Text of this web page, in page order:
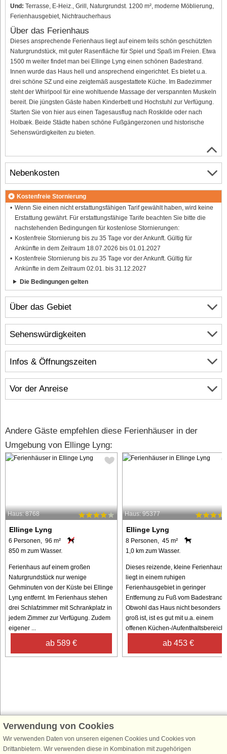
Und: Terrasse, E-Heiz., Grill, Naturgrundst. 1200 m², moderne Möblierung,
Ferienhausgebiet, Nichtraucherhaus
Über das Ferienhaus
Dieses ansprechende Ferienhaus liegt auf einem teils schön geschützten
Naturgrundstück, mit guter Rasenfläche für Spiel und Spaß im Freien. Etwa
1500 m weiter findet man bei Ellinge Lyng einen schönen Badestrand.
Innen wurde das Haus hell und ansprechend eingerichtet. Es bietet u.a.
drei schöne SZ und eine zeigtemäß ausgestattete Küche. Im Badezimmer
steht der Whirlpool für eine wohltuende Massage der verspannten Muskeln
bereit. Die jüngsten Gäste haben Kinderbett und Hochstuhl zur Verfügung.
Starten Sie von hier aus einen Tagesausflug nach Roskilde oder nach
Holbæk. Beide Städte haben schöne Fußgängerzonen und historische
Sehenswürdigkeiten zu bieten.
Über das Gebiet
Infos & Öffnungszeiten
Vor der Anreise
Nebenkosten
Kostenfreie Stornierung
Wenn Sie einen nicht erstattungsfähigen Tarif gewählt haben, wird keine
Erstattung gewährt. Für erstattungsfähige Tarife beachten Sie bitte die
nachstehenden Bedingungen für kostenlose Stornierungen:
Kostenfreie Stornierung bis zu 35 Tage vor der Ankunft. Gültig für
Ankünfte in dem Zeitraum 18.07.2026 bis 01.01.2027
Kostenfreie Stornierung bis zu 35 Tage vor der Ankunft. Gültig für
Ankünfte in dem Zeitraum 02.01. bis 31.12.2027
Die Bedingungen gelten
Sehenswürdigkeiten
Andere Gäste empfehlen diese Ferienhäuser in der
Umgebung von Ellinge Lyng:
Haus: 8768
Ellinge Lyng
6 Personen, 96 m²
850 m zum Wasser.
Ferienhaus auf einem großen
Naturgrundstück nur wenige
Gehminuten von der Küste bei Ellinge
Lyng entfernt. Im Ferienhaus stehen
drei Schlafzimmer mit Schrankplatz in
jedem Zimmer zur Verfügung. Zudem
eigener ...
ab 589 €
Haus: 95377
Ellinge Lyng
8 Personen, 45 m²
1,0 km zum Wasser.
Dieses reizende, kleine Ferienhaus
liegt in einem ruhigen
Ferienhausgebiet in geringer
Entfernung zu Fuß vom Badestrand.
Obwohl das Haus nicht besonders
groß ist, ist es gut mit u.a. einem
offenen Küchen-/Aufenthaltsbereich
ab 453 €
Schließen Sie sich 100.000 Ferienhaus-Fans an
Erhalten Sie einenWillkommensgutschein von 25 € für Ihren nächsten
Verwendung von Cookies
Wir verwenden Daten von unseren eigenen Cookies und Cookies von
Drittanbietern. Wir verwenden diese in Kombination mit zugehörigen